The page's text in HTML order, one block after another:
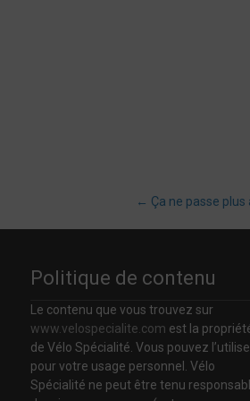
Post
navigation
← Ça ne passe
Politique de contenu
Le contenu que vous trouvez sur
www.velospecialite.com est la
de Vélo Spécialité. Vous pouvez
pour votre usage personnel. Vélo
Spécialité ne peut être tenu